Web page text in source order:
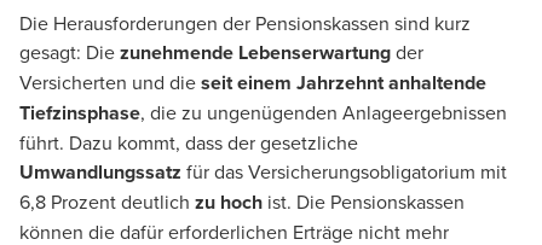
Die Herausforderungen der Pensionskassen sind kurz
gesagt: Diezunehmende Lebenserwartungder
Versicherten und dieseit einem Jahrzehnt anhaltende
Tiefzinsphase, die zu ungenügenden Anlageergebnissen
führt. Dazu kommt, dass der gesetzliche
Umwandlungssatz für das Versicherungsobligatorium mit
6,8 Prozent deutlich zu hoch ist. Die Pensionskassen
können die dafür erforderlichen Erträge nicht mehr